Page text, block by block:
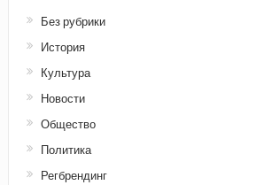
Без рубрики
История
Культура
Новости
Общество
Политика
Регбрендинг